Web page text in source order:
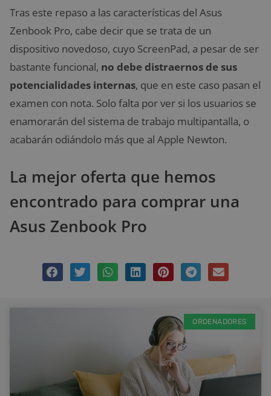
Tras este repaso a las características del Asus
Zenbook Pro, cabe decir que se trata de un
dispositivo novedoso, cuyo ScreenPad, a pesar de ser
bastante funcional, no debe distraernos de sus
potencialidades internas, que en este caso pasan el
examen con nota. Solo falta por ver si los usuarios se
enamorarán del sistema de trabajo multipantalla, o
acabarán odiándolo más que al Apple Newton.
La mejor oferta que hemos
encontrado para comprar una
Asus Zenbook Pro
ORDENADORES